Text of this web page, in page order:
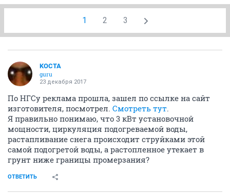
1 2 3
KOCTA
guru
23 декабря 2017
По НГСу реклама прошла, зашел по ссылке на сайт
изготовителя, посмотрел. Смотреть тут.
Я правильно понимаю, что 3 кВт установочной
мощности, циркуляция подогреваемой воды,
растапливание снега происходит струйками этой
самой подогретой воды, а растопленное утекает в
грунт ниже границы промерзания?
ОТВЕТИТЬ